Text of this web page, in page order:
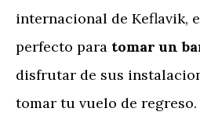
internacional de Keflavik,
perfecto para tomar un
disfrutar de sus
tomar tu vuelo de regreso.